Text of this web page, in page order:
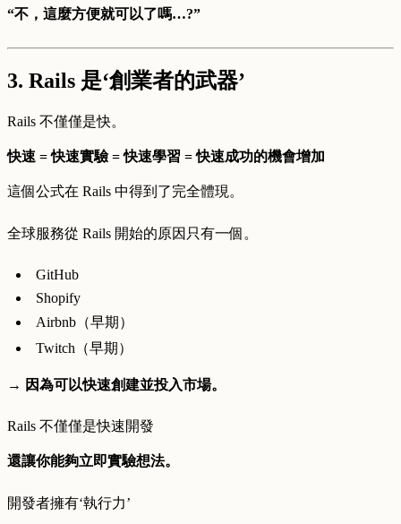
“不，這麼方便就可以了嗎…?”
3. Rails 是‘創業者的武器’
Rails 不僅僅是快。
快速 = 快速實驗 = 快速學習 = 快速成功的機會增加
這個公式在 Rails 中得到了完全體現。
全球服務從 Rails 開始的原因只有一個。
GitHub
Shopify
Airbnb（早期）
Twitch（早期）
→ 因為可以快速創建並投入市場。
Rails 不僅僅是快速開發
還讓你能夠立即實驗想法。
開發者擁有‘執行力’